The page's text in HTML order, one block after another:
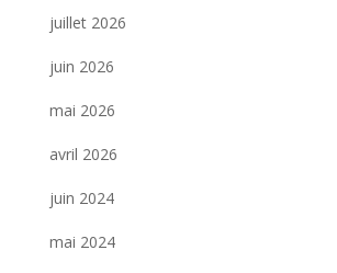
juillet 2026
juin 2026
mai 2026
avril 2026
juin 2024
mai 2024